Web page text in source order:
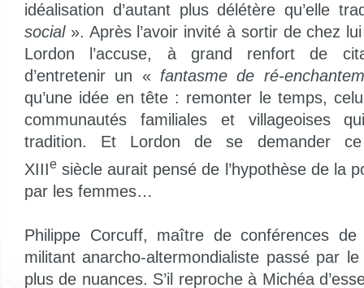
idéalisation d’autant plus délétère qu’elle
social». Après l’avoir invité à sortir de chez
Lordon l’accuse, à grand renfort de
d’entretenir un « fantasme de ré-
qu’une idée en tête : remonter le temps,
communautés familiales et villageoises
tradition. Et Lordon de se demander
XIIIe siècle aurait pensé de l’hypothèse de la
par les femmes…
Philippe Corcuff, maître de conférences
militant anarcho-altermondialiste passé par
plus de nuances. S’il reproche à Michéa